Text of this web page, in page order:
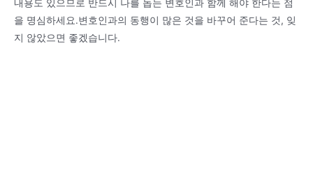
내용도 있으므로 반드시 나를 돕는 변호인과 함께 해야 한다는 점
을 명심하세요.변호인과의 동행이 많은 것을 바꾸어 준다는 것, 잊
지 않았으면 좋겠습니다.